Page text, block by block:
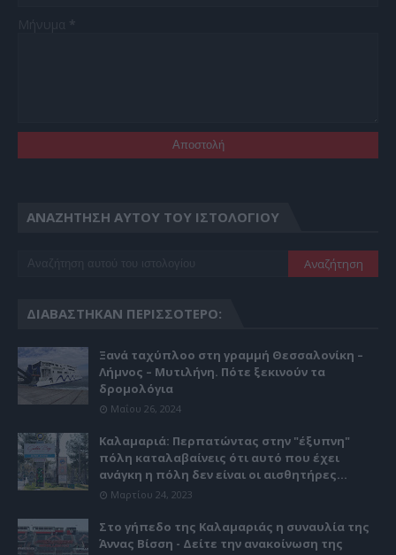
ΑΝΑΖΉΤΗΣΗ ΑΥΤΟΎ ΤΟΥ ΙΣΤΟΛΟΓΊΟΥ
ΔΙΑΒΆΣΤΗΚΑΝ ΠΕΡΙΣΣΌΤΕΡΟ:
Ξανά ταχύπλοο στη γραμμή Θεσσαλονίκη –
Λήμνος – Μυτιλήνη. Πότε ξεκινούν τα
δρομολόγια
Μαΐου 26, 2024
Καλαμαριά: Περπατώντας στην "έξυπνη"
πόλη καταλαβαίνεις ότι αυτό που έχει
ανάγκη η πόλη δεν είναι οι αισθητήρες...
Μαρτίου 24, 2023
Στο γήπεδο της Καλαμαριάς η συναυλία της
Άννας Βίσση - Δείτε την ανακοίνωση της